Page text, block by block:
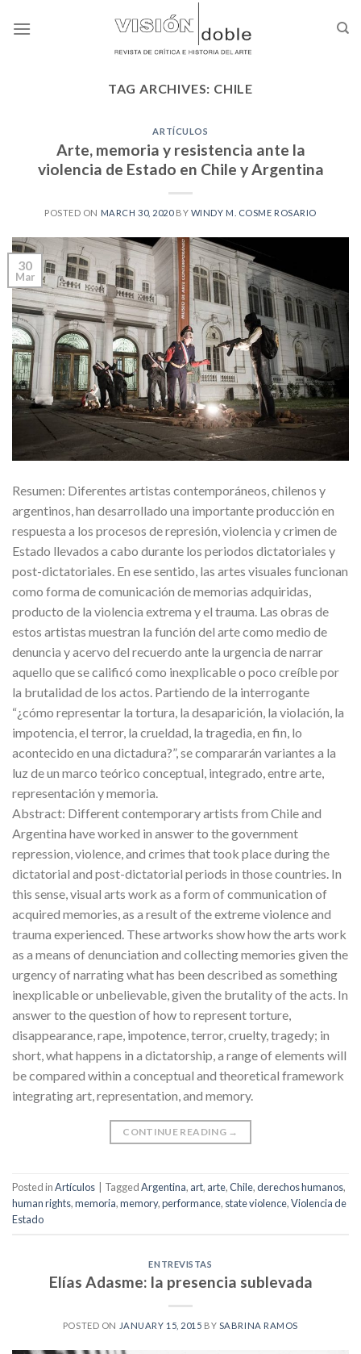
TAG ARCHIVES: CHILE
ARTÍCULOS
Arte, memoria y resistencia ante la
violencia de Estado en Chile y Argentina
POSTED ON MARCH 30, 2020BY WINDY M. COSME ROSARIO
30
Mar
Resumen: Diferentes artistas contemporáneos, chilenos y
argentinos, han desarrollado una importante producción en
respuesta a los procesos de represión, violencia y crimen de
Estado llevados a cabo durante los periodos dictatoriales y
post-dictatoriales. En ese sentido, las artes visuales funcionan
como forma de comunicación de memorias adquiridas,
producto de la violencia extrema y el trauma. Las obras de
estos artistas muestran la función del arte como medio de
denuncia y acervo del recuerdo ante la urgencia de narrar
aquello que se calificó como inexplicable o poco creíble por
la brutalidad de los actos. Partiendo de la interrogante
“¿cómo representar la tortura, la desaparición, la violación, la
impotencia, el terror, la crueldad, la tragedia, en fin, lo
acontecido en una dictadura?”, se compararán variantes a la
luz de un marco teórico conceptual, integrado, entre arte,
representación y memoria.
Abstract: Different contemporary artists from Chile and
Argentina have worked in answer to the government
repression, violence, and crimes that took place during the
dictatorial and post-dictatorial periods in those countries. In
this sense, visual arts work as a form of communication of
acquired memories, as a result of the extreme violence and
trauma experienced. These artworks show how the arts work
as a means of denunciation and collecting memories given the
urgency of narrating what has been described as something
inexplicable or unbelievable, given the brutality of the acts. In
answer to the question of how to represent torture,
disappearance, rape, impotence, terror, cruelty, tragedy; in
short, what happens in a dictatorship, a range of elements will
be compared within a conceptual and theoretical framework
integrating art, representation, and memory.
CONTINUE READING →
Posted inArtículos TaggedArgentina, art, arte,Chile,derechos humanos,
human rights,memoria,memory,performance, state violence,Violencia de
Estado
ENTREVISTAS
Elías Adasme: la presencia sublevada
POSTED ON JANUARY 15, 2015 BY SABRINA RAMOS